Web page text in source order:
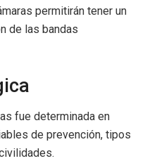
permitirán tener un
de las bandas
fue determinada en
de prevención, tipos